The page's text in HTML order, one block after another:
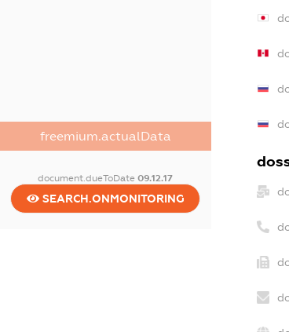
freemium.actualData
document.dueToDate09.12.17
SEARCH.ONMONITORING